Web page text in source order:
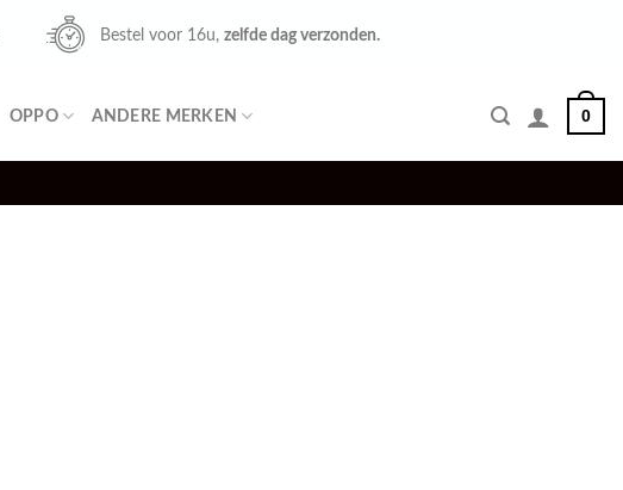
Bestel voor 16u, zelfde dag verzonden.
OPPO ANDERE MERKEN 0